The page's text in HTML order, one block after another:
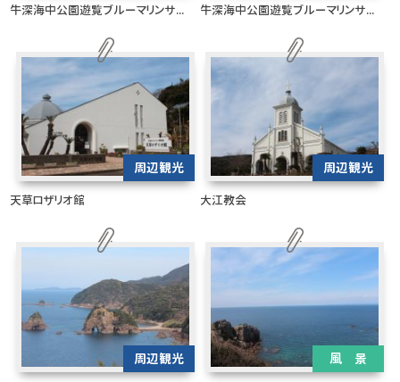
牛深海中公園遊覧ブルーマリンサ... 牛深海中公園遊覧ブルーマリンサ...
周辺観光
天草ロザリオ館
周辺観光
大江教会
周辺観光 風 景